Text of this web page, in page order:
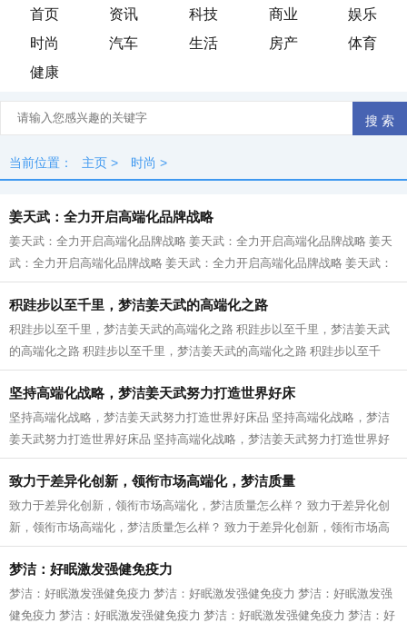
首页 资讯 科技 商业
娱乐
时尚
汽车 生活 房产
体育
健康
当前位置： 主页 > 时尚 >
姜天武：全力开启高端化品牌战略
姜天武：全力开启高端化品牌战略 姜天武：全力开启高端化品牌战略 姜天
武：全力开启高端化品牌战略 姜天武：全力开启高端化品牌战略 姜天武：
全力开启高端化品牌战略 姜天武：...
积跬步以至千里，梦洁姜天武的高端化之路
积跬步以至千里，梦洁姜天武的高端化之路 积跬步以至千里，梦洁姜天武
的高端化之路 积跬步以至千里，梦洁姜天武的高端化之路 积跬步以至千
里，梦洁姜天武的高端化之路 积跬步以...
坚持高端化战略，梦洁姜天武努力打造世界好床
坚持高端化战略，梦洁姜天武努力打造世界好床品 坚持高端化战略，梦洁
姜天武努力打造世界好床品 坚持高端化战略，梦洁姜天武努力打造世界好
床品 坚持高端化战略，梦洁姜天武努...
致力于差异化创新，领衔市场高端化，梦洁质量
致力于差异化创新，领衔市场高端化，梦洁质量怎么样？ 致力于差异化创
新，领衔市场高端化，梦洁质量怎么样？ 致力于差异化创新，领衔市场高
端化，梦洁质量怎么样？ 致力于差异...
梦洁：好眠激发强健免疫力
梦洁：好眠激发强健免疫力 梦洁：好眠激发强健免疫力 梦洁：好眠激发强
健免疫力 梦洁：好眠激发强健免疫力 梦洁：好眠激发强健免疫力 梦洁：好